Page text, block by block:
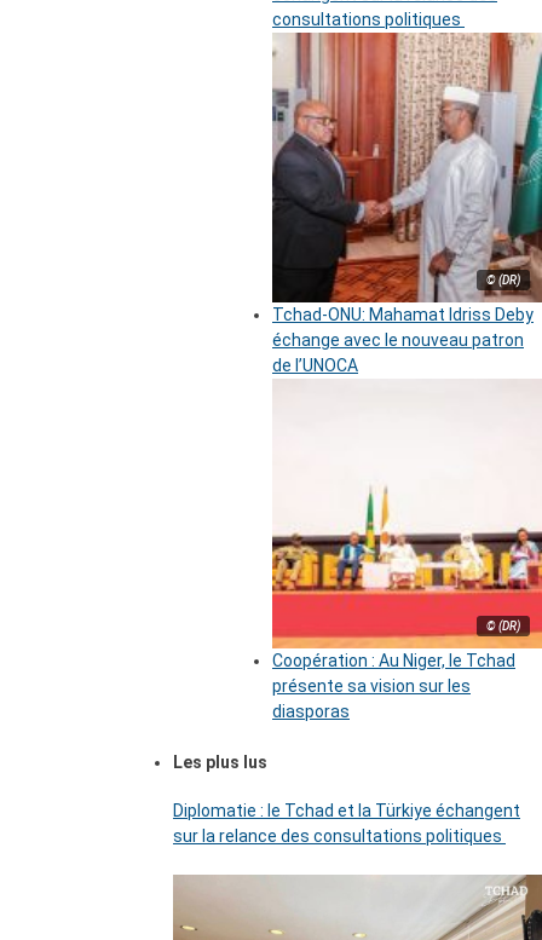
consultations politiques
© (DR)
Tchad-ONU: Mahamat Idriss Deby
échange avec le nouveau patron
de l’UNOCA
© (DR)
Coopération : Au Niger, le Tchad
présente sa vision sur les
diasporas
Les plus lus
Diplomatie : le Tchad et la Türkiye échangent
sur la relance des consultations politiques